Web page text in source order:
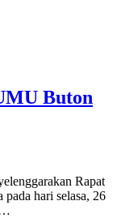
Buton
Rapat
pada hari selasa, 26